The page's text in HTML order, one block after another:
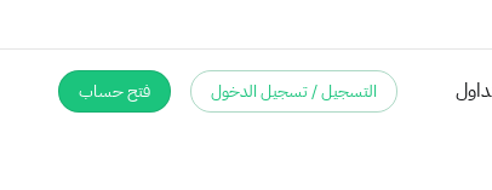
التسجيل / تسجيل الدخول فتح حساب